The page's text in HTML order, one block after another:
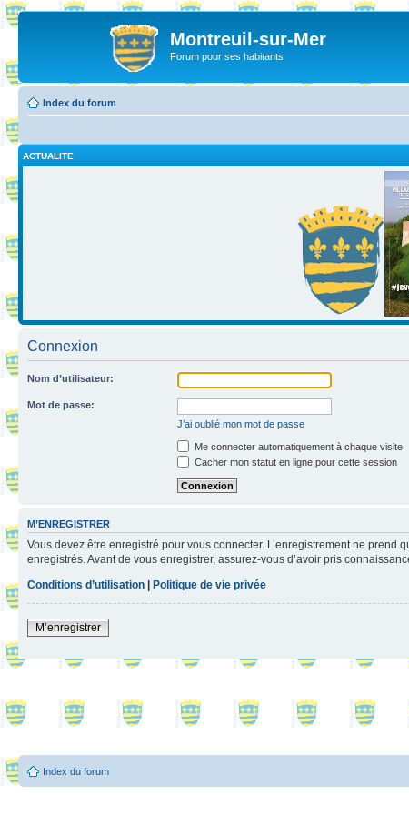
Montreuil-sur-Mer
Forum pour ses habitants
Index du forum
ACTUALITE
Connexion
Nom d’utilisateur:
Mot de passe:
J’ai oublié mon mot de passe
Me connecter automatiquement à chaque visite
Cacher mon statut en ligne pour cette session
M’ENREGISTRER
Vous devez être enregistré pour vous connecter. L’enregistrement ne
enregistrés. Avant de vous enregistrer, assurez-vous d’avoir pris
Conditions d’utilisation
Politique de vie privée
M’enregistrer
Index du forum